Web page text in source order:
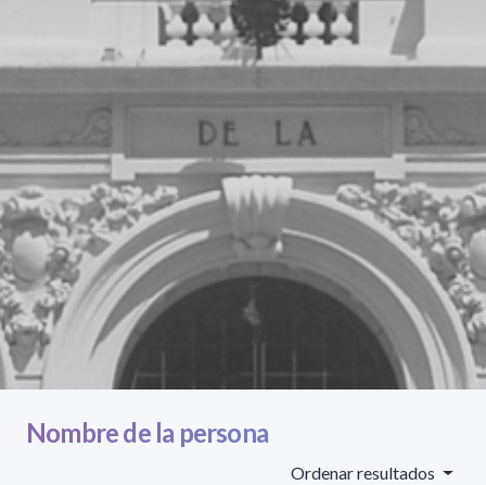
Nombre de la persona
Ordenar resultados